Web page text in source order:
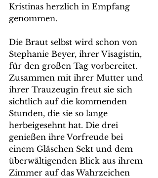
Kristinas herzlich in Empfang
genommen.
Die Braut selbst wird schon von
Stephanie Beyer, ihrer Visagistin,
für den großen Tag vorbereitet.
Zusammen mit ihrer Mutter und
ihrer Trauzeugin freut sie sich
sichtlich auf die kommenden
Stunden, die sie so lange
herbeigesehnt hat. Die drei
genießen ihre Vorfreude bei
einem Gläschen Sekt und dem
überwältigenden Blick aus ihrem
Zimmer auf das Wahrzeichen